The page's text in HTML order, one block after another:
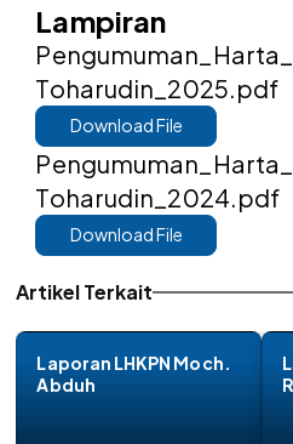
Lampiran
Toharudin_2025.pdf
Download File
Toharudin_2024.pdf
Download File
Artikel Terkait
Laporan LHKPN Moch.
Abduh